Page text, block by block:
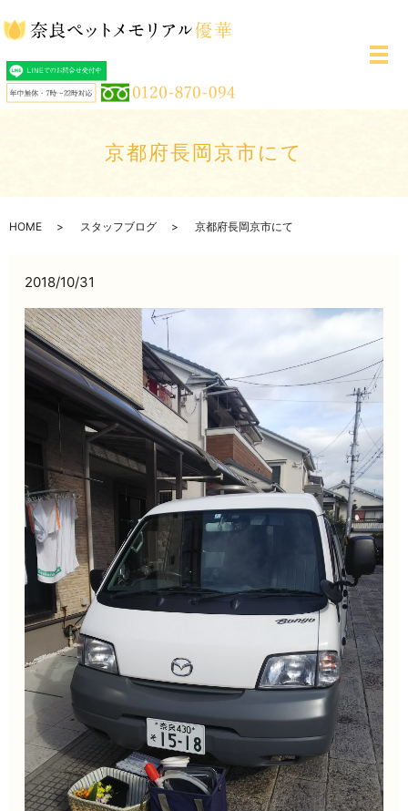
メ
京都府長岡京市にて
HOME スタッフブログ 京都府長岡京市にて
2018/10/31